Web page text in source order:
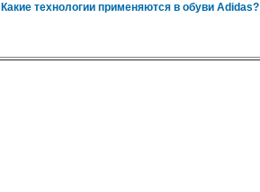
Какие технологии применяются в обуви Adidas?